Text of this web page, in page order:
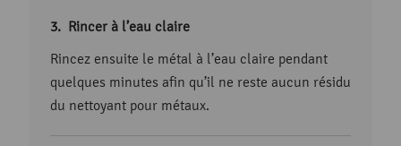
Rincer à l’eau claire
Rincez ensuite le métal à l’eau claire pendant
quelques minutes afin qu’il ne reste aucun résidu
du nettoyant pour métaux.